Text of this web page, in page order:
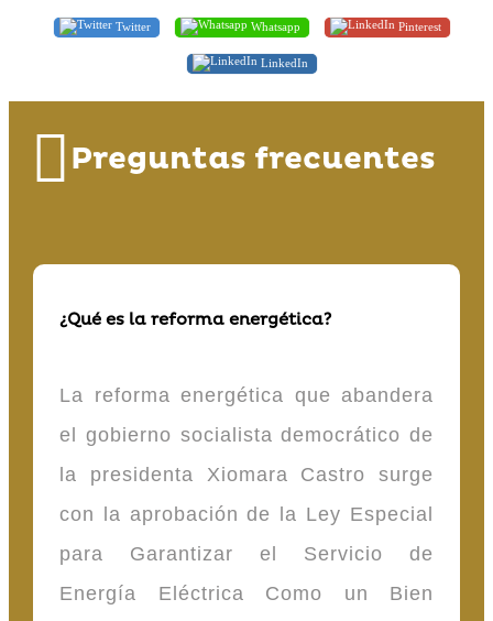
Twitter Whatsapp Pinterest
LinkedIn
Preguntas frecuentes
¿Qué es la reforma energética?
La reforma energética que abandera
el gobierno socialista democrático de
la presidenta Xiomara Castro surge
con la aprobación de la Ley Especial
para Garantizar el Servicio de
Energía Eléctrica Como un Bien